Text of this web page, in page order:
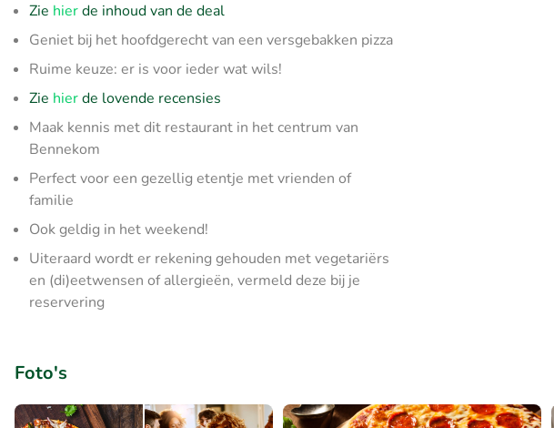
Zie hierde inhoud van de deal
Geniet bij het hoofdgerecht van een versgebakken pizza
Ruime keuze: er is voor ieder wat wils!
Zie hierde lovende recensies
Maak kennis met dit restaurant in het centrum van
Bennekom
Perfect voor een gezellig etentje met vrienden of
familie
Ook geldig in het weekend!
Uiteraard wordt er rekening gehouden met vegetariërs
en (di)eetwensen of allergieën, vermeld deze bij je
reservering
Foto's